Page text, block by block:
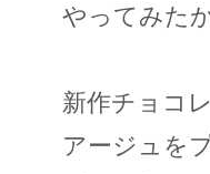
やってみた
新作チョコ
アージュを